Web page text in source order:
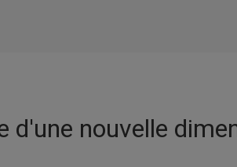
d'une nouvelle